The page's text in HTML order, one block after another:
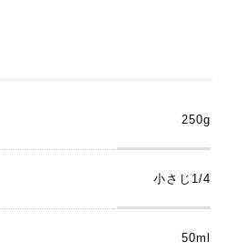
250g
小さじ1/4
50ml